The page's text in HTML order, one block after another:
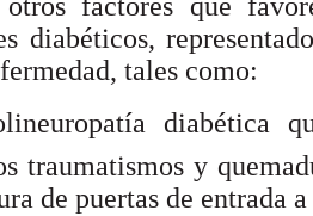
diabéticos,
tales como:
diabética
traumatismos y
de puertas de entrada